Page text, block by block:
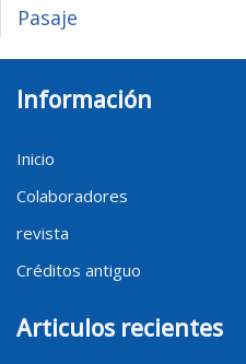
Pasaje
Información
Inicio
Colaboradores
revista
Créditos antiguo
Articulos recientes